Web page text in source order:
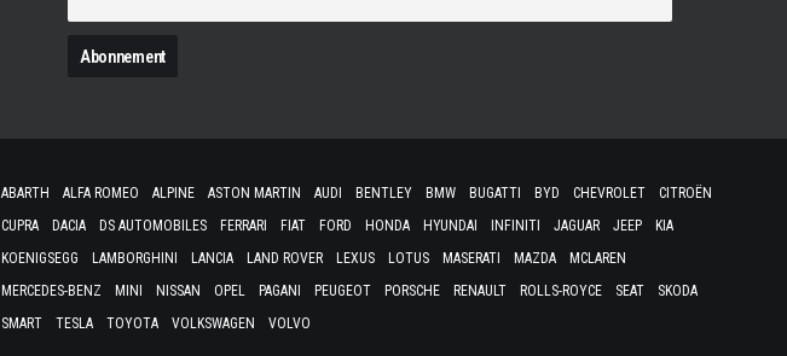
ABARTH ALFA ROMEO ALPINE ASTON MARTIN AUDI BENTLEY BMW BUGATTI BYD CHEVROLET
CITROËN
CUPRA
DACIA DS AUTOMOBILES FERRARI FIAT FORD HONDA HYUNDAI INFINITI JAGUAR JEEP
KIA
KOENIGSEGG
LAMBORGHINI LANCIA LAND ROVER LEXUS LOTUS MASERATI MAZDA
MCLAREN
MERCEDES-BENZ
MINI NISSAN OPEL PAGANI PEUGEOT PORSCHE RENAULT ROLLS-ROYCE SEAT
SKODA
SMART
TESLA TOYOTA VOLKSWAGEN VOLVO